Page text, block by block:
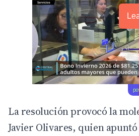
La resolución provocó la
Javier Olivares, quien